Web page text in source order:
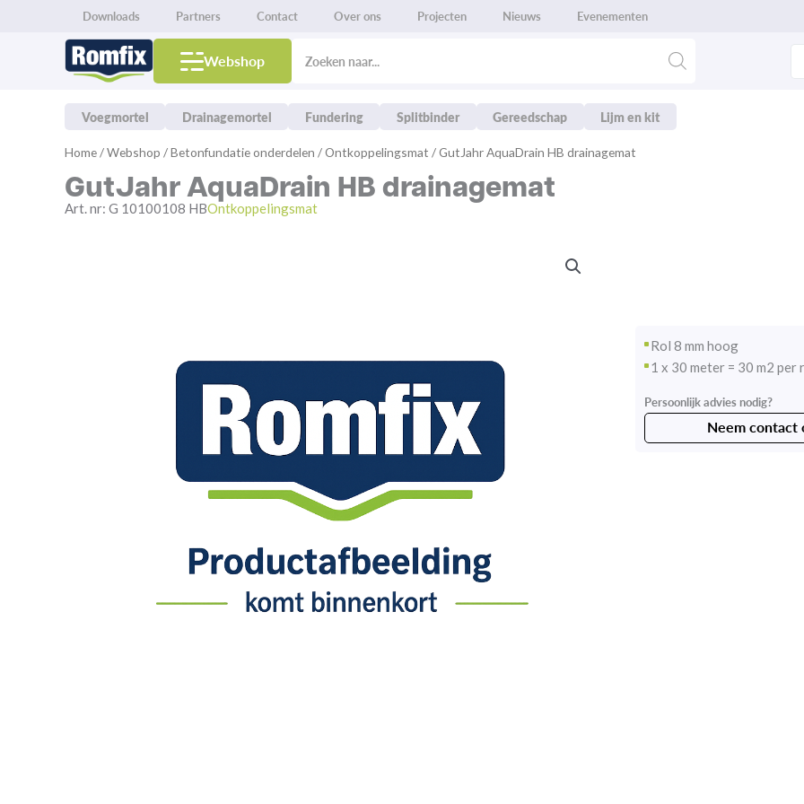
Downloads Partners Contact Over ons Projecten Nieuws Evenementen
Webshop
Products
search
Voegmortel Drainagemortel Fundering Splitbinder Gereedschap Lijm en kit
Home/Webshop /Betonfundatie onderdelen /Ontkoppelingsmat / GutJahr AquaDrain HB drainagemat
GutJahr AquaDrain HB drainagemat
Art. nr: G 10100108 HBOntkoppelingsmat
Rol 8 mm hoog
1 x 30 meter = 30 m2 per
Persoonlijk advies nodig?
Neem contact